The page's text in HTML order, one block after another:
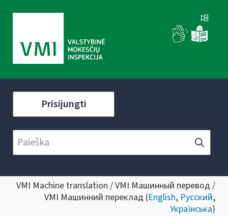
Prisijungti
VMI Machine translation / VMI Машинный перевод /
VMI Машинний переклад (English, Русский,
Українська)